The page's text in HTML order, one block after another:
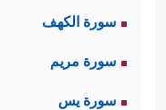
سورة الكهف
سورة مريم
سورة يس